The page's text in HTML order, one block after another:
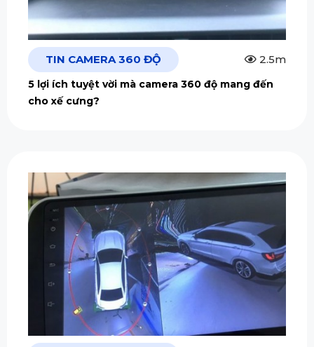
TIN CAMERA 360 ĐỘ 2.5m
5 lợi ích tuyệt vời mà camera 360 độ mang đến
cho xế cưng?